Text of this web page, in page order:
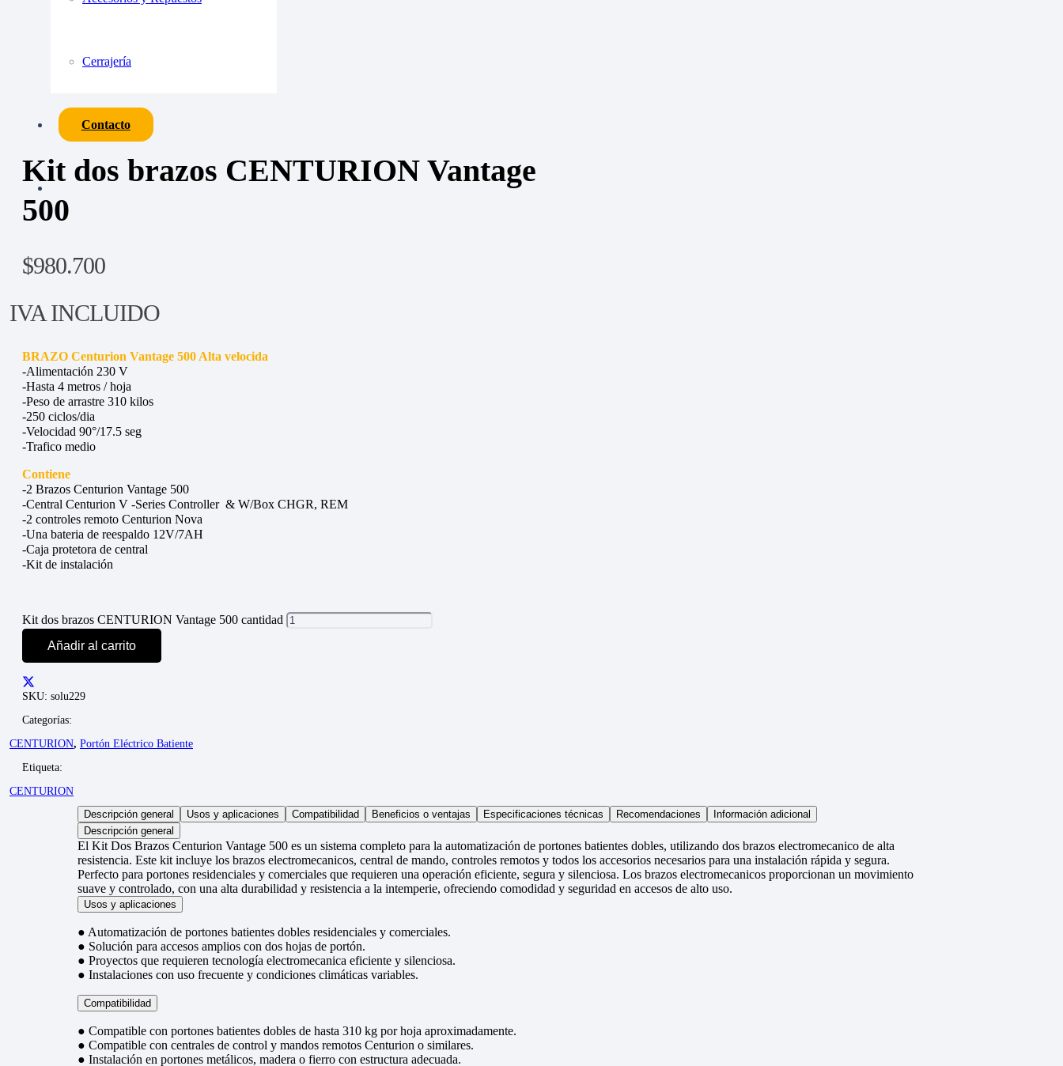
Cerrajería
Contacto
Kit dos brazos CENTURION Vantage
500
$980.700
IVA INCLUIDO
BRAZO Centurion Vantage 500 Alta velocida
-Alimentación 230 V
-Hasta 4 metros / hoja
-Peso de arrastre 310 kilos
-250 ciclos/dia
-Velocidad 90°/17.5 seg
-Trafico medio
Contiene
-2 Brazos Centurion Vantage 500
-Central Centurion V -Series Controller & W/Box CHGR, REM
-2 controles remoto Centurion Nova
-Una bateria de reespaldo 12V/7AH
-Caja protetora de central
-Kit de instalación
Kit dos brazos CENTURION Vantage 500 cantidad
Añadir al carrito
SKU: solu229
Categorías:
CENTURION, Portón Eléctrico Batiente
Etiqueta:
CENTURION
Descripción general
Usos y aplicaciones Compatibilidad Beneficios o ventajas Especificaciones técnicas Recomendaciones
Información adicional
Descripción general
El Kit Dos Brazos Centurion Vantage 500 es un sistema completo para la automatización de portones batientes dobles, utilizando dos brazos electromecanico de alta
resistencia. Este kit incluye los brazos electromecanicos, central de mando, controles remotos y todos los accesorios necesarios para una instalación rápida y segura.
Perfecto para portones residenciales y comerciales que requieren una operación eficiente, segura y silenciosa. Los brazos electromecanicos proporcionan un movimiento
suave y controlado, con una alta durabilidad y resistencia a la intemperie, ofreciendo comodidad y seguridad en accesos de alto uso.
Usos y aplicaciones
● Automatización de portones batientes dobles residenciales y comerciales.
● Solución para accesos amplios con dos hojas de portón.
● Proyectos que requieren tecnología electromecanica eficiente y silenciosa.
● Instalaciones con uso frecuente y condiciones climáticas variables.
Compatibilidad
● Compatible con portones batientes dobles de hasta 310 kg por hoja aproximadamente.
● Compatible con centrales de control y mandos remotos Centurion o similares.
● Instalación en portones metálicos, madera o fierro con estructura adecuada.